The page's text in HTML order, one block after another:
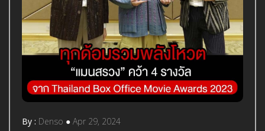
By : Denso ●Apr 29, 2024